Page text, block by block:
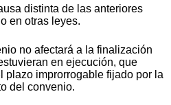
distinta de las anteriores
en otras leyes.
no afectará a la finalización
en ejecución, que
plazo improrrogable fijado por la
del convenio.